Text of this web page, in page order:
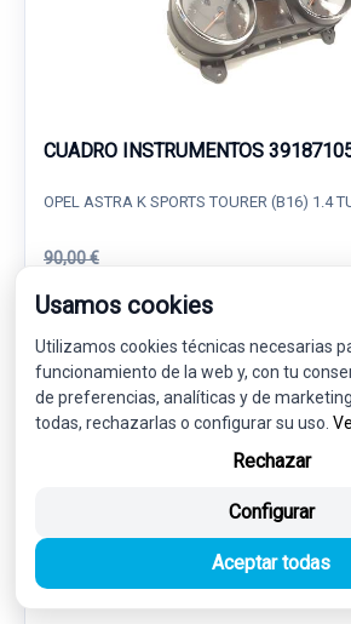
CUADRO INSTRUMENTOS
OPEL ASTRA K SPORTS TOURER (B16) 1.4
90,00 €
103,46 € (IVA incl.)
Ref: 7569463 OEM:
Garantía 1 año Envío 24-48h
-5% USADO NOVEDAD
Usamos cookies
Utilizamos cookies técnicas necesarias
funcionamiento de la web y, con tu
de preferencias, analíticas y de
todas, rechazarlas o configurar su uso.
Rechazar
Configurar
Aceptar todas